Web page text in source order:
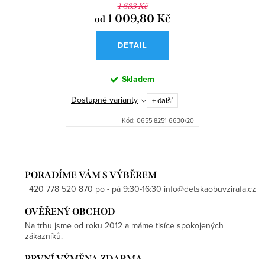
1 683 Kč
od1 009,80 Kč
DETAIL
Skladem
Dostupné varianty + další
Kód: 0655 8251 6630/20
PORADÍME VÁM S VÝBĚREM
+420 778 520 870 po - pá 9:30-16:30 info@detskaobuvzirafa.cz
OVĚŘENÝ OBCHOD
Na trhu jsme od roku 2012 a máme tisíce spokojených
zákazníků.